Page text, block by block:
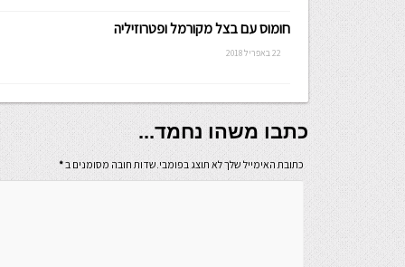
חומוס עם בצל מקורמל ופטרוזיליה
22 באפריל 2018
כתבו משהו נחמד...
כתובת האימייל שלך לא תוצג בפומבי.שדות חובה מסומנים ב*